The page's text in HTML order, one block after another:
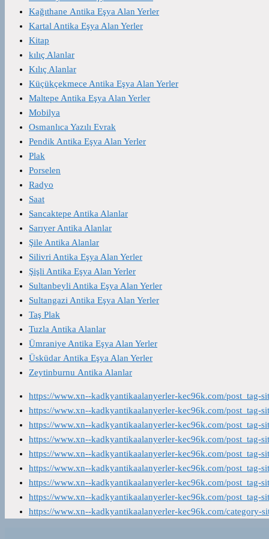
Kağıthane Antika Eşya Alan Yerler
Kartal Antika Eşya Alan Yerler
Kitap
kılıç Alanlar
Kılıç Alanlar
Küçükçekmece Antika Eşya Alan Yerler
Maltepe Antika Eşya Alan Yerler
Mobilya
Osmanlıca Yazılı Evrak
Pendik Antika Eşya Alan Yerler
Plak
Porselen
Radyo
Saat
Sancaktepe Antika Alanlar
Sarıyer Antika Alanlar
Şile Antika Alanlar
Silivri Antika Eşya Alan Yerler
Şişli Antika Eşya Alan Yerler
Sultanbeyli Antika Eşya Alan Yerler
Sultangazi Antika Eşya Alan Yerler
Taş Plak
Tuzla Antika Alanlar
Ümraniye Antika Eşya Alan Yerler
Üsküdar Antika Eşya Alan Yerler
Zeytinburnu Antika Alanlar
https://www.xn--kadkyantikaalanyerler-kec96k.com/post_tag-
https://www.xn--kadkyantikaalanyerler-kec96k.com/post_tag-
https://www.xn--kadkyantikaalanyerler-kec96k.com/post_tag-
https://www.xn--kadkyantikaalanyerler-kec96k.com/post_tag-
https://www.xn--kadkyantikaalanyerler-kec96k.com/post_tag-
https://www.xn--kadkyantikaalanyerler-kec96k.com/post_tag-
https://www.xn--kadkyantikaalanyerler-kec96k.com/post_tag-
https://www.xn--kadkyantikaalanyerler-kec96k.com/post_tag-
https://www.xn--kadkyantikaalanyerler-kec96k.com/category-